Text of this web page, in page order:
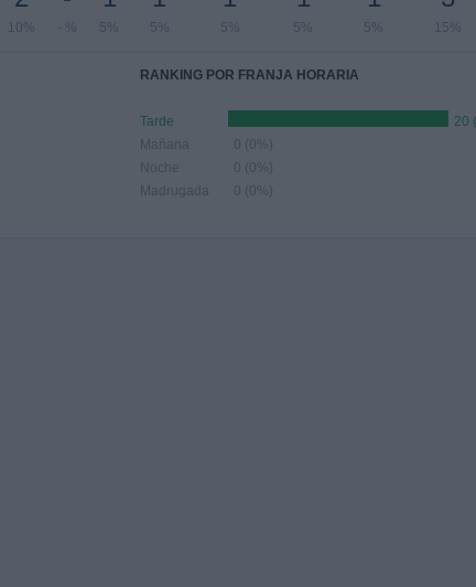
10% - % 5% 5% 5% 5% 5% 15%
RANKING POR FRANJA HORARIA
Tarde
20
Mañana
0 (0%)
Noche
0 (0%)
Madrugada
0 (0%)